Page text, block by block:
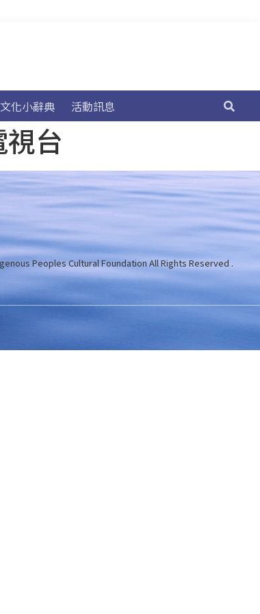
文化小辭典 活動訊息
台
Peoples Cultural Foundation All Rights Reserved .